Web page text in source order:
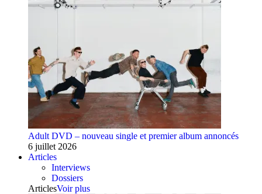
Adult DVD – nouveau single et premier album annoncés
6 juillet 2026
Articles
Interviews
Dossiers
ArticlesVoir plus